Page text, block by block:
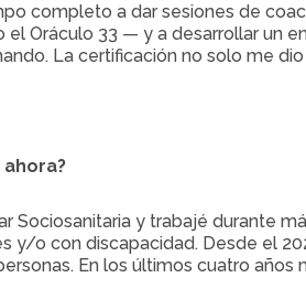
completo a dar sesiones de
Oráculo 33 — y a desarrollar un
La certificación no solo me
Sociosanitaria y trabajé durante
y/o con discapacidad. Desde el
En los últimos cuatro